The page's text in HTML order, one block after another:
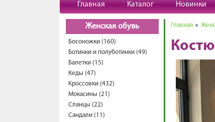
Главная Каталог Новинки
Женская обувь
Босоножки (160)
Ботинки и полуботинки (49)
Балетки (15)
Кеды (47)
Кроссовки (432)
Мокасины (21)
Сланцы (22)
Сандали (11)
Главная »